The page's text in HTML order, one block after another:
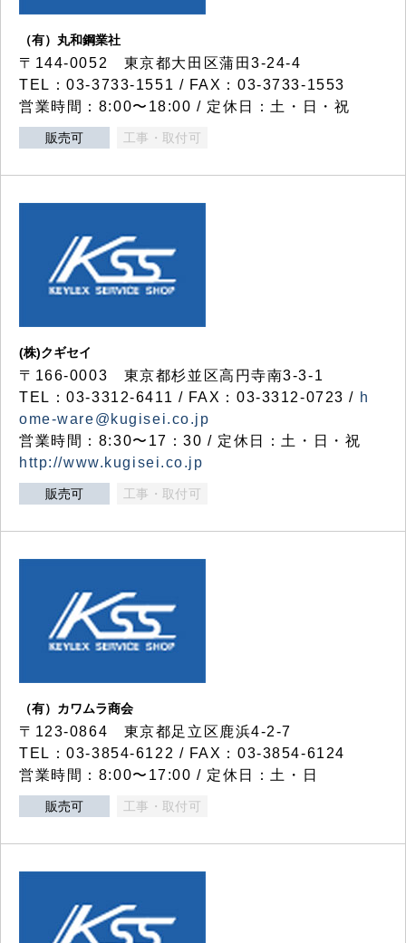
（有）丸和鋼業社
〒144-0052 東京都大田区蒲田3-24-4
TEL：03-3733-1551 / FAX：03-3733-1553
営業時間：8:00〜18:00 / 定休日：土・日・祝
販売可 工事・取付可
(株)クギセイ
〒166-0003 東京都杉並区高円寺南3-3-1
TEL：03-3312-6411 / FAX：03-3312-0723 / h
ome-ware@kugisei.co.jp
営業時間：8:30〜17：30 / 定休日：土・日・祝
http://www.kugisei.co.jp
販売可 工事・取付可
（有）カワムラ商会
〒123-0864 東京都足立区鹿浜4-2-7
TEL：03-3854-6122 / FAX：03-3854-6124
営業時間：8:00〜17:00 / 定休日：土・日
販売可 工事・取付可